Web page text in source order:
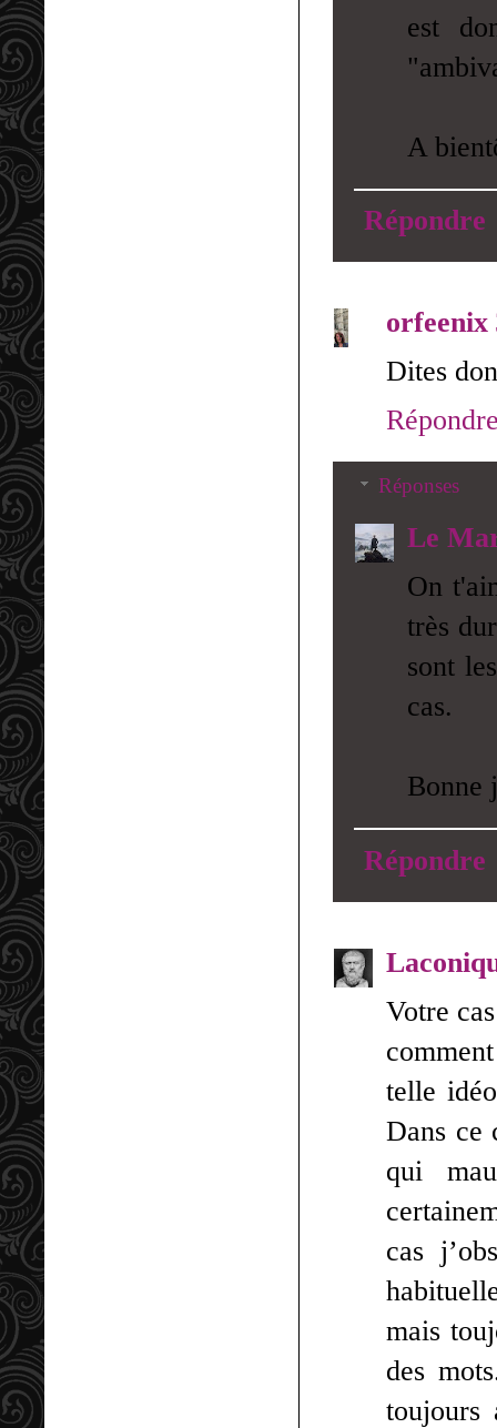
est
A
Répondre
orfeenix
Dites
Réponses
Le
On
très
sont
cas.
Bonne
Répondre
Votre
telle
Dans ce
qui
cas
mais
des
toujours